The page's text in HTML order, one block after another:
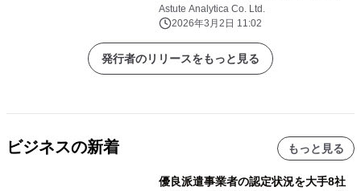
されている。
Astute Analytica Co. Ltd.
2026年3月2日 11:02
発行者のリリースをもっと見る
ビジネスの新着 もっと見る
優良派遣事業者の認定状況を大手8社